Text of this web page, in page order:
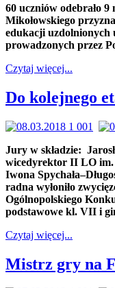
60 uczniów odebrało
Mikołowskiego
edukacji uzdolnionych
prowadzonych przez
Czytaj więcej...
Do kolejnego
Jury w składzie:
wicedyrektor II LO im.
Iwona
radna wyłoniło
Ogólnopolskiego
podstawowe kl. VII i
Czytaj więcej...
Mistrz gry na